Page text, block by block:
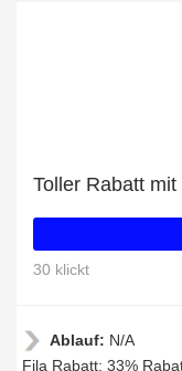
Toller Rabatt
30 klickt
Ablauf: N/A
Fila Rabatt: 33%